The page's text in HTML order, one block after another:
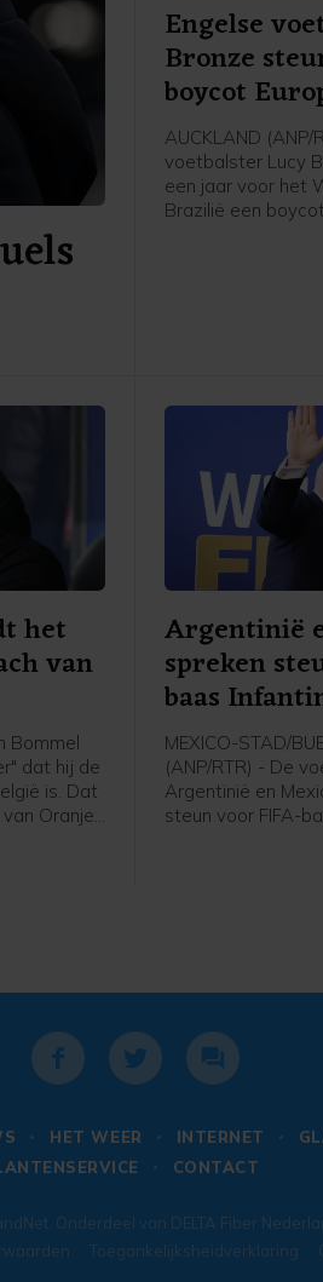
Engelse
Bronze
boycot
speelsters
AUCKLAND (ANP/
voetbalster Lucy
een jaar voor het
Brazilië een
voor onze sport.
we sommige
boycotten, dan
aldus Bronze in
oefenduel met
Zeeland tegen
het
van
Bommel
dat hij de
is. Dat
Oranje
Argentinië
spreken
baas
MEXICO-STAD/
(ANP/RTR) - De
Argentinië en
steun voor FIFA-
HET WEER INTERNET
CONTACT
. Onderdeel van DELTA Fiber
Toegankelijksheidverklaring